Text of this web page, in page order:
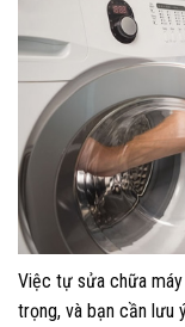
Việc tự sửa chữa
trọng, và bạn cần lưu